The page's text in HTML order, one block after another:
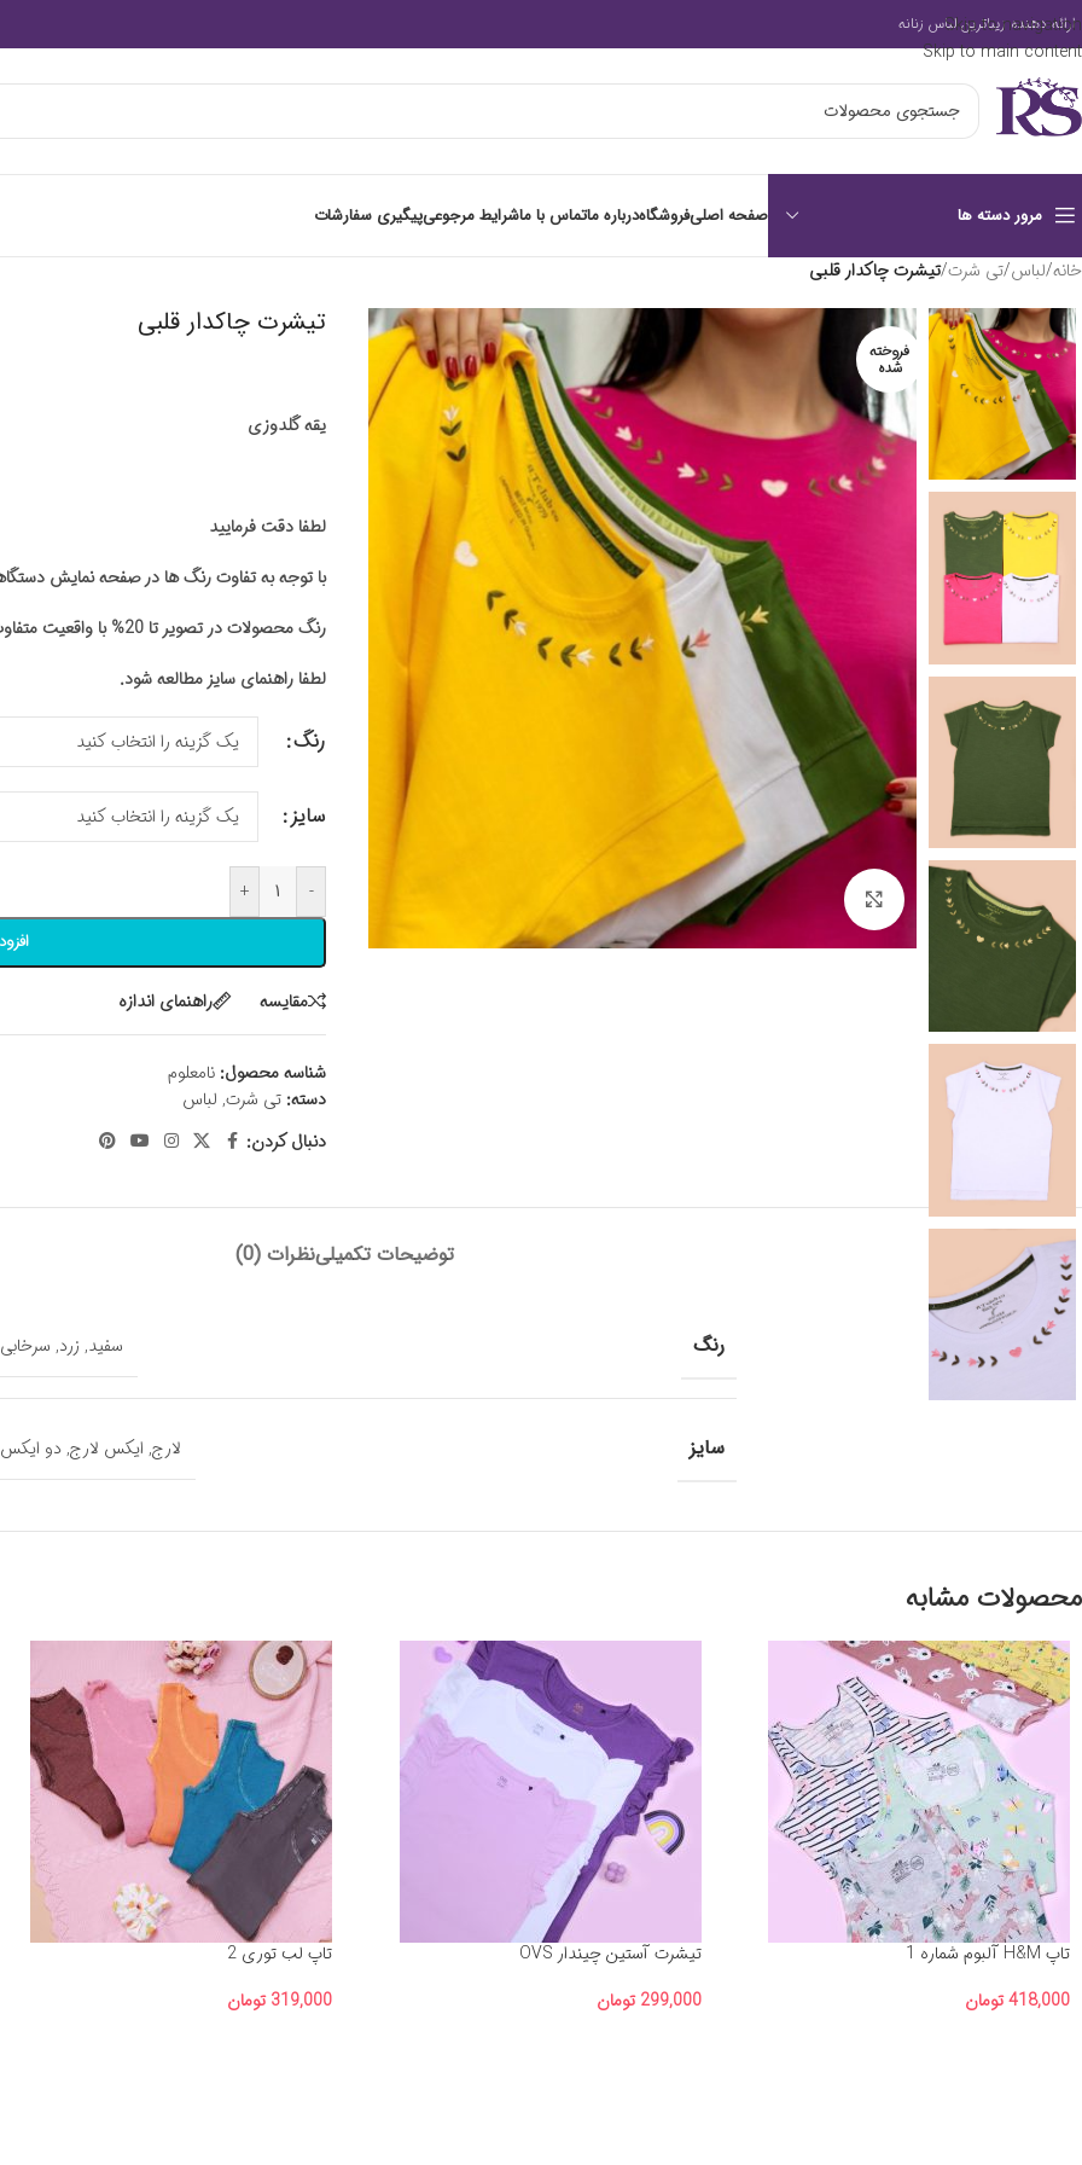
Skip to navigation
Skip to main content
ارائه دهنده زیباترین لباس زنانه
مرور دسته ها صفحه اصلیفروشگاهدرباره ماتماس با ماشرایط مرجوعیپیگیری سفارشات
خانه/لباس/تی شرت/تیشرت چاکدار قلبی
فروخته
شده
برای بزرگنمایی کلیک کنید
تیشرت چاکدار قلبی
یقه گلدوزی
لطفا دقت فرمایید
با توجه به تفاوت رنگ ها در صفحه نمایش
رنگ محصولات در تصویر تا 20% با واقعیت متفاوت باشد
لطفا راهنمای سایز مطالعه شود.
رنگ
سایز
-
+
مقايسه راهنمای اندازه
شناسه محصول: نامعلوم
دسته: تی شرت, لباس
دنبال کردن:
توضیحات تکمیلینظرات (0)
رنگ سفید, زرد, سرخابی
سایز لارج, ایکس لارج,دو ایکس
محصولات مشابه
تاپ H&M آلبوم شماره 1
418,000تومان
تیشرت آستین چیندار OVS
299,000 تومان
تاپ لب توری 2
319,000 تومان